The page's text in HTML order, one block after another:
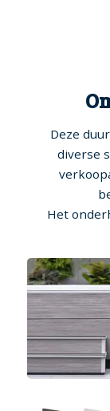
Deze
diverse
Het